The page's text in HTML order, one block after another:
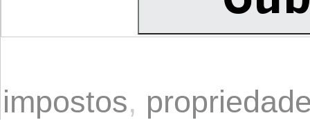
impostos,